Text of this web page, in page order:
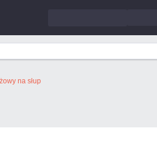
na słup